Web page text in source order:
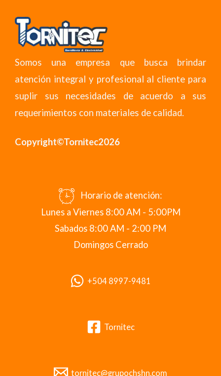
Somos una empresa que busca brindar
atención integral y profesional al cliente para
suplir sus necesidades de acuerdo a sus
requerimientos con materiales de calidad.
Copyright©Tornitec2026
Horario de atención:
Lunes a Viernes 8:00 AM - 5:00PM
Sabados 8:00 AM - 2:00 PM
Domingos Cerrado
+504 8997-9481
Tornitec
tornitec@grupochshn.com